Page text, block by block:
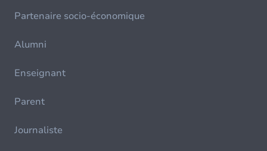
Partenaire socio-économique
Alumni
Enseignant
Parent
Journaliste